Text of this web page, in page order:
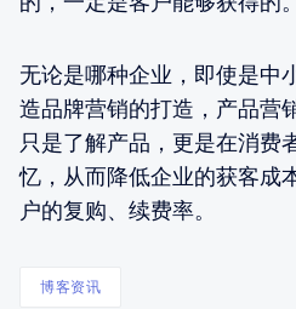
无论是哪种企业，即使是中
造品牌营销的打造，产品营
只是了解产品，更是在消费
忆，从而降低企业的获客成
户的复购、续费率。
博客资讯